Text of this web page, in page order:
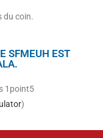
du coin.
SFMEUH EST
1point5
)